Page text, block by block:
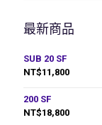
最新商品
SUB 20 SF
NT$11,800
200 SF
NT$18,800